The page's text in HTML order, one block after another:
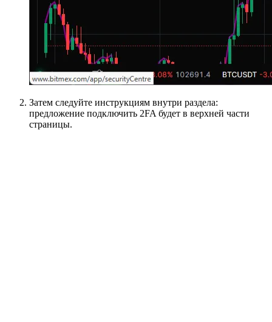
Затем следуйте инструкциям внутри раздела:
предложение подключить 2FA будет в верхней части
страницы.